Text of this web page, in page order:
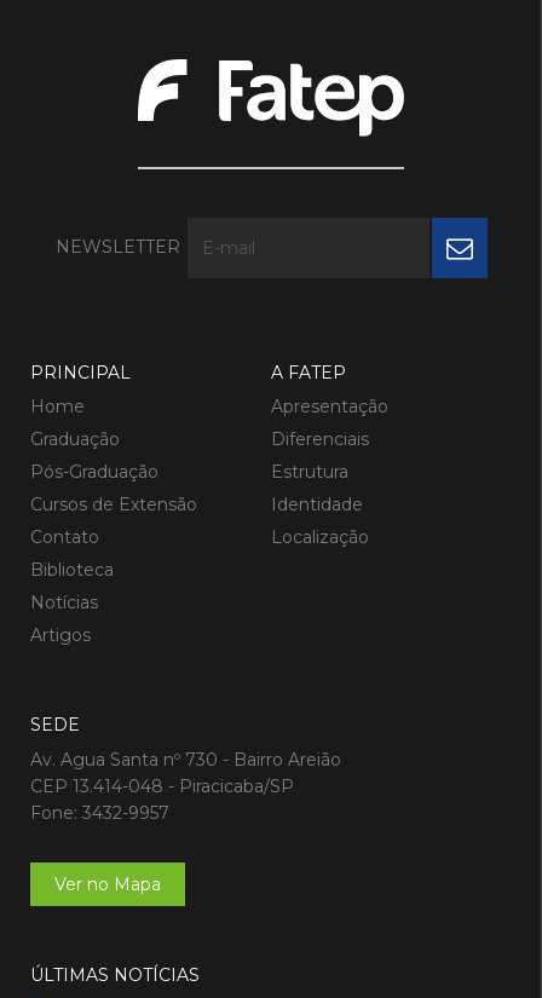
NEWSLETTER
PRINCIPAL
Home
Graduação
Pós-Graduação
Cursos de Extensão
Contato
Biblioteca
Notícias
Artigos
A FATEP
Apresentação
Diferenciais
Estrutura
Identidade
Localização
SEDE
Av. Agua Santa nº 730 - Bairro Areião
CEP 13.414-048 - Piracicaba/SP
Fone: 3432-9957
Ver no Mapa
ÚLTIMAS NOTÍCIAS